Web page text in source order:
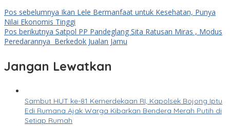
Pos sebelumnya Ikan Lele Bermanfaat untuk Kesehatan, Punya
Nilai Ekonomis Tinggi
Pos berikutnya Satpol PP Pandeglang Sita Ratusan Miras , Modus
Peredarannya Berkedok Jualan Jamu
Jangan Lewatkan
Sambut HUT ke-81 Kemerdekaan RI, Kapolsek Bojong Iptu
Edi Rumana Ajak Warga Kibarkan Bendera Merah Putih di
Setiap Rumah